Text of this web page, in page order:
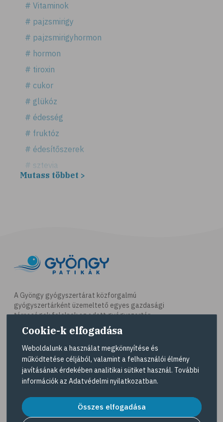
# Vitaminok
# pajzsmirigy
# pajzsmirigyhormon
# hormon
# tiroxin
# cukor
# glükóz
# édesség
# fruktóz
# édesítőszerek
# sztevia
# fogadalom
# célkitűzés
# étkezési napló
# hal
# egészséges táplálkozás
# omega-3
# A-vitamin
# ásványi anyagok
# ízületi fájdalom
Mutass többet >
A Gyöngy gyógyszertárat közforgalmú
gyógyszertárként üzemeltető egyes gazdasági
társaságok felelnek az adott gyógyszertár
működésért. A Gyöngy gyógyszertárak listáját és
elérhetőségeit a Gyógyszertár kereső
tekintheti meg.
Navigáció
Dermokozmetikumok
Cookie-k elfogadása
Weboldalunk a használat megkönnyítése és
működtetése céljából, valamint a felhasználói élmény
javításának érdekében analitikai sütiket használ. További
információk az Adatvédelmi nyilatkozatban.
Összes elfogadása